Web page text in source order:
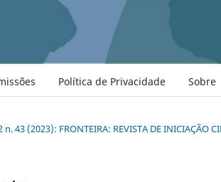
Política de Privacidade Sobre
n. 43 (2023): FRONTEIRA: REVISTA DE INICIAÇÃO